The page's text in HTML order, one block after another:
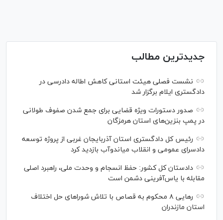
جدیدترین مطالب
نشست فصلی هیئت استانی کاهش اطاله دادرسی در
دادگستری ایلام برگزار شد
صدور دستورات ویژه قضایی برای جمع شدن صفوف طولانی
در پمپ بنزین‌های استان هرمزگان
رئیس کل دادگستری استان آذربایجان غربی از پروژه توسعه
دادسرای عمومی و انقلاب میاندوآب بازدید کرد
دادستان کل کشور: حفظ انسجام و وحدت ملی، راهبرد اصلی
مقابله با یاس‌آفرینی دشمن است
رهایی ۸ محکوم به قصاص با تلاش شورا‌های حل اختلاف
استان مازندران